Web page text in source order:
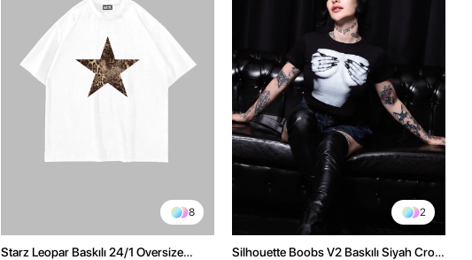
8
Starz Leopar Baskılı 24/1 Oversize
2
Silhouette Boobs V2 Baskılı Siyah Crop